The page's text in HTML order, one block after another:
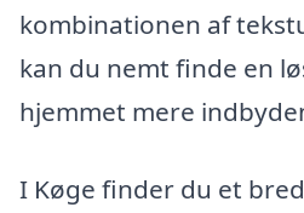
kombinationen af
kan du nemt finde en
hjemmet mere
I Køge finder du et